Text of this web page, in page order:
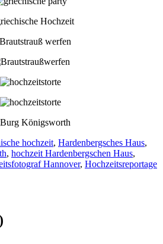
hochzeit, Hardenbergsches Haus,
, hochzeit Hardenbergschen Haus,
Hannover, Hochzeitsreportage